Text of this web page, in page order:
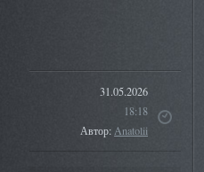
31.05.2026
18:18
Автор:Anatolii